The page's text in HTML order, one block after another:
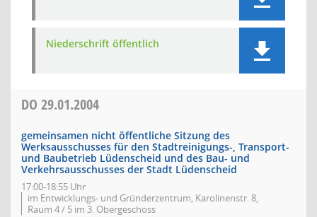
Niederschrift öffentlich
DO 29.01.2004
gemeinsamen nicht öffentliche Sitzung des
Werksausschusses für den Stadtreinigungs-, Transport-
und Baubetrieb Lüdenscheid und des Bau- und
Verkehrsausschusses der Stadt Lüdenscheid
17:00-18:55 Uhr
im Entwicklungs- und Gründerzentrum, Karolinenstr. 8,
Raum 4 / 5 im 3. Obergeschoss